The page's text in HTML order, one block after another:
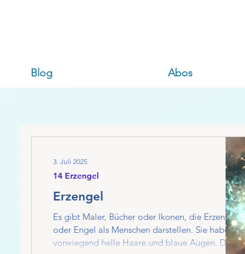
Blog Abos
Erzengel
Es gibt Maler, Bücher oder Ikonen, die Erzengel
oder Engel als Menschen darstellen. Sie haben
vorwiegend helle Haare und blaue Augen. Diese
14 Erzengel
3. Juli 2025